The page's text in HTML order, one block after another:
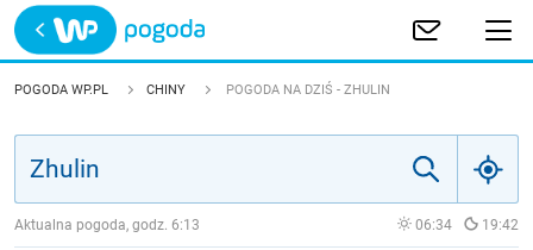
Trwa ładowanie
POLSKA
POGODA WP.PL CHINY POGODA NA DZIŚ - ZHULIN
Aktualna pogoda, godz. 6:13 06:34 19:42